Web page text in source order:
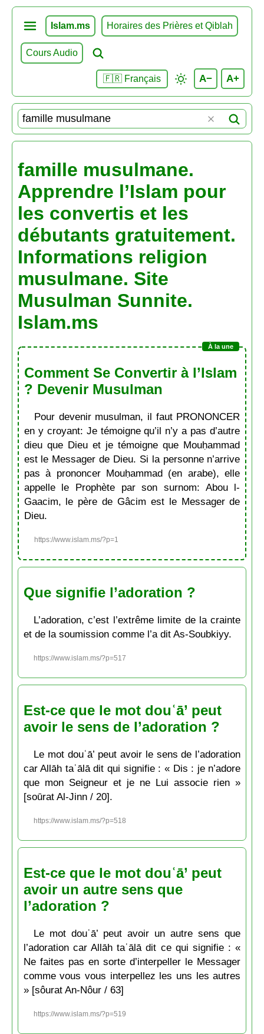
Islam.ms Horaires des Prières et Qiblah
Cours Audio
🇫🇷 Français A− A+
famille musulmane.
Apprendre l’Islam pour
les convertis et les
débutants gratuitement.
Informations religion
musulmane. Site
Musulman Sunnite.
Islam.ms
Comment Se Convertir à l’Islam
? Devenir Musulman
Pour devenir musulman, il faut PRONONCER
en y croyant: Je témoigne qu’il n’y a pas d’autre
dieu que Dieu et je témoigne que Mouḥammad
est le Messager de Dieu. Si la personne n’arrive
pas à prononcer Mouḥammad (en arabe), elle
appelle le Prophète par son surnom: Abou l-
Gaacim, le père de Gâcim est le Messager de
Dieu.
https://www.islam.ms/?p=1
Que signifie l’adoration ?
L’adoration, c’est l’extrême limite de la crainte
et de la soumission comme l’a dit As-Soubkiyy.
https://www.islam.ms/?p=517
Est-ce que le mot douʿā’ peut
avoir le sens de l’adoration ?
Le mot douʿā’ peut avoir le sens de l’adoration
car Allāh taʿālā dit qui signifie : « Dis : je n’adore
que mon Seigneur et je ne Lui associe rien »
[soūrat Al-Jinn / 20].
https://www.islam.ms/?p=518
Est-ce que le mot douʿā’ peut
avoir un autre sens que
l’adoration ?
Le mot douʿā’ peut avoir un autre sens que
l’adoration car Allāh taʿālā dit ce qui signifie : «
Ne faites pas en sorte d’interpeller le Messager
comme vous vous interpellez les uns les autres
» [sôurat An-Nôur / 63]
https://www.islam.ms/?p=519